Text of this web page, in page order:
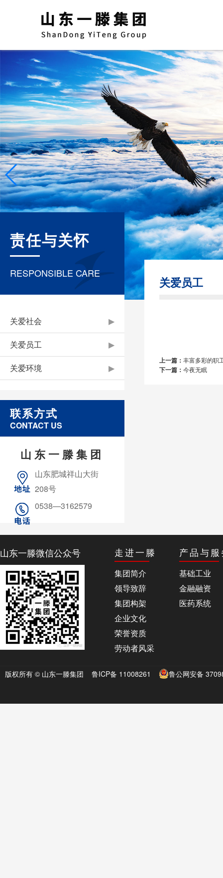
责任与关怀
RESPONSIBLE CARE
关爱社会 ▶
关爱员工 ▶
关爱环境 ▶
联系方式
CONTACT US
山东一滕集团
山东肥城祥山大街
208号
0538—3162579
关爱员工
上一篇： 丰富多彩的职
下一篇： 今夜无眠
山东一滕微信公众号 走进一滕
集团简介
领导致辞
集团构架
企业文化
荣誉资质
劳动者风采
产品与
基础工业
金融融资
医药系统
版权所有 © 山东一滕集团 鲁ICP备 11008261 鲁公网安备